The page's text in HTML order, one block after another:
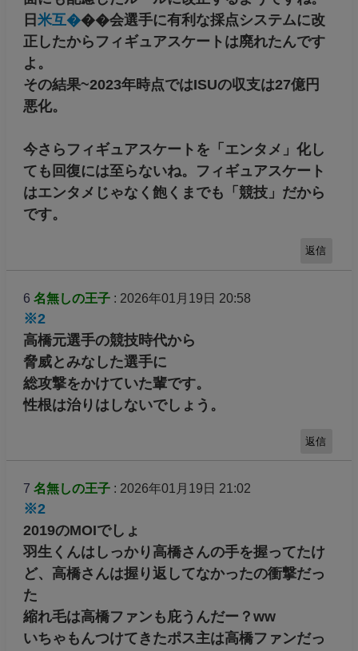
日 米互���会選手に有利な採点システムに改
正したからフィギュアスケートは廃れたんです
よ。
その結果~2023年時点ではISUの収支は27億円
悪化。
今さらフィギュアスケートを「エンタメ」化し
ても回復には至らないね。フィギュアスケート
はエンタメじゃなく飽くまでも「競技」だから
です。
返信
6 名無しの王子: 2026年01月19日 20:58
※2
高橋元選手の競技時代から
脅威とみなした選手に
総攻撃をかけていた輩です。
性根は治りはしないでしょう。
返信
7 名無しの王子: 2026年01月19日 21:02
※2
2019のMOIでしょ
羽生くんはしっかり高橋さんの手を握ってたけ
ど、高橋さんは握り返してなかったの衝撃だっ
た
縮れ毛は高橋ファンも庇うんだー？ww
いちゃもんつけてきたポス主は高橋ファンだっ